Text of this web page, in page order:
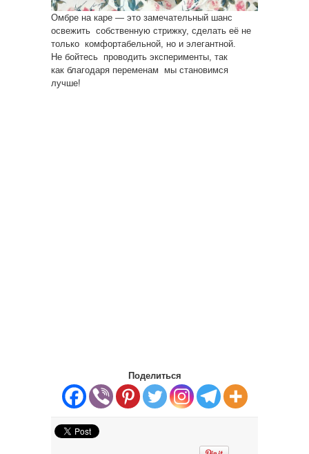
Омбре на каре — это замечательный шанс
освежить собственную стрижку, сделать её не
только комфортабельной, но и элегантной.
Не бойтесь проводить эксперименты, так
как благодаря переменам мы становимся
лучше!
Поделиться